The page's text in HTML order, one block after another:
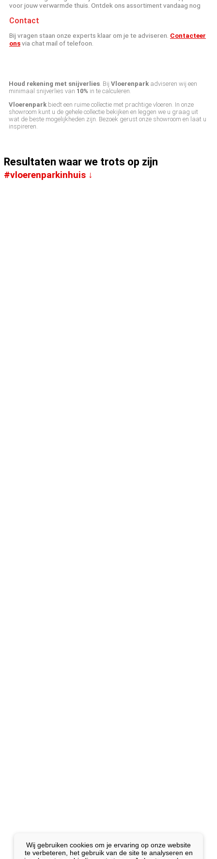
voor jouw verwarmde thuis. Ontdek ons assortiment vandaag nog
Contact
Bij vragen staan onze experts klaar om je te adviseren. Contacteer
onsvia chat mail of telefoon.
Houd rekening met snijverlies. Bij Vloerenpark adviseren wij een
minimaal snijverlies van 10% in te calculeren.
Vloerenpark biedt een ruime collectie met prachtige vloeren. In onze
showroom kunt u de gehele collectie bekijken en leggen we u graag uit
wat de beste mogelijkheden zijn. Bezoek gerust onze showroom en laat u
inspireren.
Resultaten waar we trots op zijn
#vloerenparkinhuis ↓
Wij gebruiken cookies om je ervaring op onze website
te verbeteren, het gebruik van de site te analyseren en